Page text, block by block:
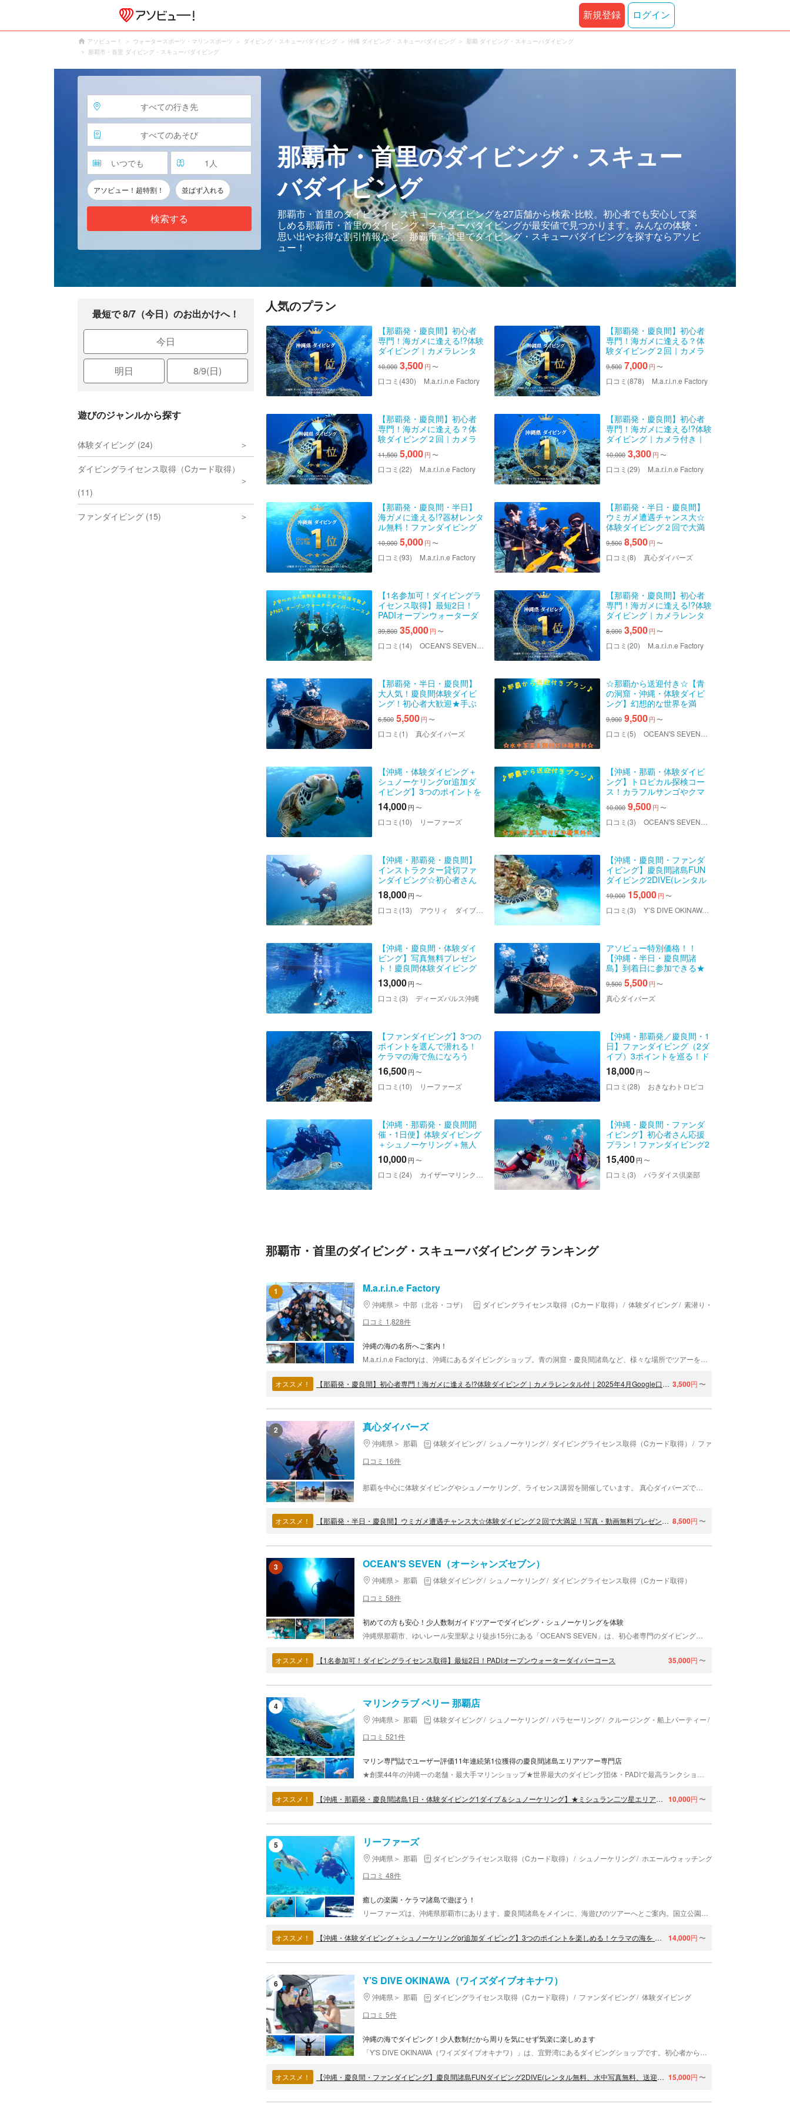
新規登録 ログイン
アソビュー！ ウォータースポーツ・マリンスポーツ ダイビング・スキューバダイビング 沖縄 ダイビング・スキューバダイビング
那覇 ダイビング・スキューバダイビング
那覇市・首里 ダイビング・スキューバダイビング
すべての行き先
すべてのあそび
いつでも 1 人
アソビュー！超特割！ 並ばず入れる
検索する
那覇市・首里のダイビング・スキュー
バダイビング
那覇市・首里のダイビング・スキューバダイビングを27店舗から検索･比較。初心者でも安心して楽
しめる那覇市・首里のダイビング・スキューバダイビングが最安値で見つかります。みんなの体験・
思い出やお得な割引情報など、那覇市・首里でダイビング・スキューバダイビングを探すならアソビ
ュー！
最短で 8/7（今日）のお出かけへ！
今日
明日 8/9(日)
遊びのジャンルから探す
体験ダイビング (24)
ダイビングライセンス取得（Cカード取得）
(11)
ファンダイビング (15)
人気のプラン
【那覇発・慶良間】初心者
専門！海ガメに逢える!?体験
ダイビング｜カメラレンタ
ル付｜2025年4月Google口
コミ数「沖縄ダイビング」
第１位
10,000 3,500円 〜
口コミ(430) M.a.r.i.n.e Factory
【那覇発・慶良間】初心者
専門！海ガメに逢える？体
験ダイビング２回｜カメラ
レンタル付｜2025年4月
Google口コミ数「沖縄ダイ
ビング」第１位
9,500 7,000円 〜
口コミ(878) M.a.r.i.n.e Factory
【那覇発・慶良間】初心者
専門！海ガメに逢える？体
験ダイビング２回｜カメラ
レンタル付｜2025年4月
Google口コミ数「沖縄ダイ
ビング」第１位１名様専用
11,500 5,000円 〜
口コミ(22) M.a.r.i.n.e Factory
【那覇発・慶良間】初心者
専門！海ガメに逢える!?体験
ダイビング｜カメラ付き｜
2025年4月Google口コミ数
「沖縄ダイビング」１位｜
４名様以上でお得なグルー
10,000 3,300円 〜
口コミ(29) M.a.r.i.n.e Factory
【那覇発・慶良間・半日】
海ガメに逢える!?器材レンタ
ル無料！ファンダイビング
｜2025年4月Google口コミ
数「沖縄ダイビング」第1
位！
10,000 5,000円 〜
口コミ(93) M.a.r.i.n.e Factory
【那覇発・半日・慶良間】
ウミガメ遭遇チャンス大☆
体験ダイビング２回で大満
足！写真・動画無料プレゼ
ント♪安心の少人数制☆初心
者向け体験ダイビングツア
9,500 8,500円 〜
口コミ(8) 真心ダイバーズ
【1名参加可！ダイビングラ
イセンス取得】最短2日！
PADIオープンウォーターダ
イバーコース
39,800 35,000円 〜
口コミ(14) OCEAN'S SEVEN（オーシャンズセブン）
【那覇発・慶良間】初心者
専門！海ガメに逢える!?体験
ダイビング｜カメラレンタ
ル付｜2025年4月Google口
コミ数「沖縄ダイビング」
第１位
8,000 3,500円 〜
口コミ(20) M.a.r.i.n.e Factory
【那覇発・半日・慶良間】
大人気！慶良間体験ダイビ
ング！初心者大歓迎★手ぶ
らでOK！最新カメラ撮影♪
写真・動画プレゼント★半
日で気軽に楽しめる（1本コ
6,500 5,500円 〜
口コミ(1) 真心ダイバーズ
☆那覇から送迎付き☆【青
の洞窟・沖縄・体験ダイビ
ング】幻想的な世界を満
喫！青の洞窟体験ダイビン
グ
9,900 9,500円 〜
口コミ(5) OCEAN'S SEVEN（オーシャンズセブン）
【沖縄・体験ダイビング＋
シュノーケリングor追加ダ
イビング】3つのポイントを
楽しめる！ケラマの海を 遊
び尽くそう
14,000円 〜
口コミ(10) リーファーズ
【沖縄・那覇・体験ダイビ
ング】トロピカル探検コー
ス！カラフルサンゴやクマ
ノミに会える！写真撮影＆
餌付け付き
10,000 9,500円 〜
口コミ(3) OCEAN'S SEVEN（オーシャンズセブン）
【沖縄・那覇発・慶良間】
インストラクター貸切ファ
ンダイビング☆初心者さん
におすすめ★1名様～ガイド
貸切♪送迎無料・水中動画無
料
18,000円 〜
口コミ(13) アウリィ ダイブ 沖縄
【沖縄・慶良間・ファンダ
イビング】慶良間諸島FUN
ダイビング2DIVE(レンタル
無料、水中写真無料、送迎
無料)
19,000 15,000円 〜
口コミ(3) Y’S DIVE OKINAWA（ワイズダイブオキナワ）
【沖縄・慶良間・体験ダイ
ビング】写真無料プレゼン
ト！慶良間体験ダイビング
＆シュノーケリング（1日）
13,000円 〜
口コミ(3) ディーズパルス沖縄
アソビュー特別価格！！
【沖縄・半日・慶良間諸
島】到着日に参加できる★
写真＆動画プレゼント！初
心者向け体験ダイビング
（１本コース）
9,500 5,500円 〜
真心ダイバーズ
【ファンダイビング】3つの
ポイントを選んで潜れる！
ケラマの海で魚になろう
16,500円 〜
口コミ(10) リーファーズ
【沖縄・那覇発／慶良間・1
日】ファンダイビング（2ダ
イブ）3ポイントを巡る！ド
リフトダイビングもでき
る！
18,000円 〜
口コミ(28) おきなわトロピコ
【沖縄・那覇発・慶良間開
催・1日便】体験ダイビング
＋シュノーケリング＋無人
島上陸orホエールウォッチ
ング｜ウミガメ遭遇率が高
い！マリンスポーツ豊富♪ラ
10,000円 〜
口コミ(24) カイザーマリンクラブ
【沖縄・慶良間・ファンダ
イビング】初心者さん応援
プラン！ファンダイビング2
ダイブ
15,400円 〜
口コミ(3) パラダイス倶楽部
那覇市・首里のダイビング・スキューバダイビング ランキング
1 M.a.r.i.n.e Factory
沖縄県 中部（北谷・コザ） ダイビングライセンス取得（Cカード取得） 体験ダイビング 素潜り・スキンダイビング
口コミ 1,828件
沖縄の海の名所へご案内！
オススメ！ 【那覇発・慶良間】初心者専門！海ガメに逢える!?体験ダイビング｜カメラレンタル付｜2025年4月Google口コミ数「沖縄ダイビング」第１位 3,500円 〜
2 真心ダイバーズ
沖縄県 那覇 体験ダイビング シュノーケリング ダイビングライセンス取得（Cカード取得） ファンダイビング
口コミ 16件
オススメ！ 【那覇発・半日・慶良間】ウミガメ遭遇チャンス大☆体験ダイビング２回で大満足！写真・動画無料プレゼント♪安心の少人数制☆初心者向け体験ダイビングツアー 8,500円 〜
3 OCEAN'S SEVEN（オーシャンズセブン）
沖縄県 那覇 体験ダイビング シュノーケリング
ダイビングライセンス取得（Cカード取得）
口コミ 58件
初めての方も安心！少人数制ガイドツアーでダイビング・シュノーケリングを体験
オススメ！ 【1名参加可！ダイビングライセンス取得】最短2日！PADIオープンウォーターダイバーコース 35,000円 〜
4 マリンクラブ ベリー 那覇店
沖縄県 那覇 体験ダイビング シュノーケリング パラセーリング クルージング・船上パーティー
口コミ 521件
マリン専門誌でユーザー評価11年連続第1位獲得の慶良間諸島エリアツアー専門店
オススメ！ 【沖縄・那覇発・慶良間諸島1日・体験ダイビング1ダイブ＆シュノーケリング】★ミシュラン二ツ星エリア開催★3ポイント回遊★専門誌で11年連続1位評価★100％完全禁煙船★写真＆送迎＆タオル＆ランチ無料★ 10,000円 〜
5 リーファーズ
沖縄県 那覇 ダイビングライセンス取得（Cカード取得） シュノーケリング ホエールウォッチング
口コミ 48件
癒しの楽園・ケラマ諸島で遊ぼう！
リーファーズは、沖縄県那覇市にあります。慶良間諸島をメインに、海遊びのツアーへとご案内。国立公園にも指定された美しい海で、皆様のお越しをお待ちしております！
オススメ！ 【沖縄・体験ダイビング＋シュノーケリングor追加ダ イビング】3つのポイントを楽しめる！ケラマの海を 遊び尽くそう 14,000円 〜
6 Y’S DIVE OKINAWA（ワイズダイブオキナワ）
沖縄県 那覇 ダイビングライセンス取得（Cカード取得） ファンダイビング
体験ダイビング
口コミ 5件
沖縄の海でダイビング！少人数制だから周りを気にせず気楽に楽しめます
オススメ！ 【沖縄・慶良間・ファンダイビング】慶良間諸島FUNダイビング2DIVE(レンタル無料、水中写真無料、送迎無料) 15,000円 〜